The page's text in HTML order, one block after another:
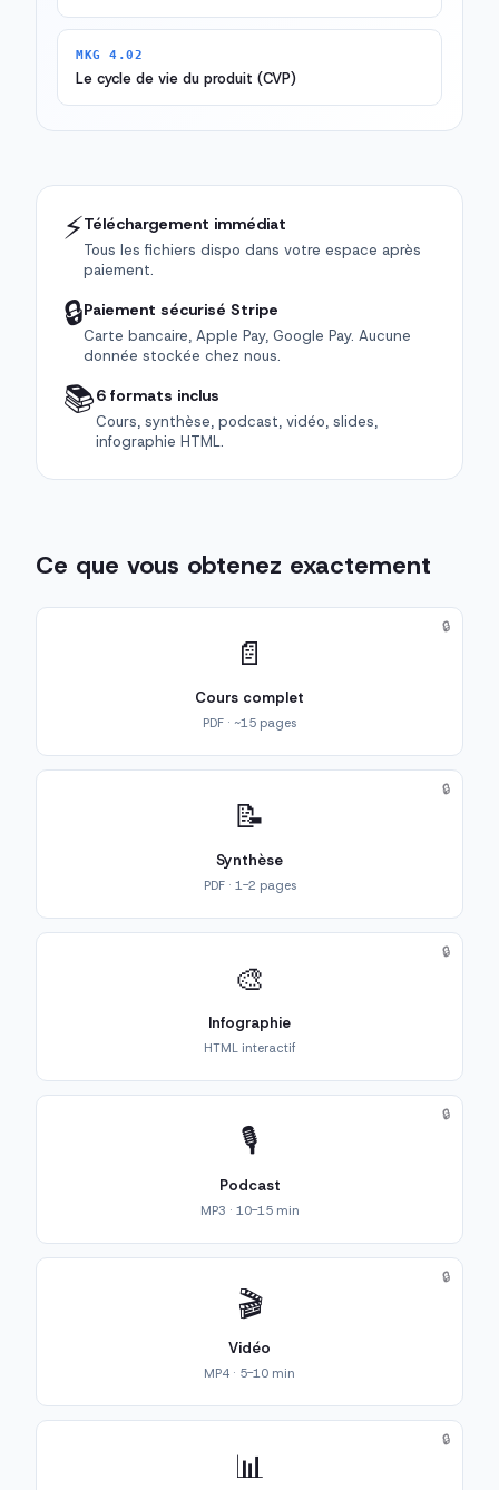
MKG 4.02
Le cycle de vie du produit (CVP)
⚡Téléchargement immédiat
Tous les fichiers dispo dans votre espace après
paiement.
🔒Paiement sécurisé Stripe
Carte bancaire, Apple Pay, Google Pay. Aucune
donnée stockée chez nous.
📚6 formats inclus
Cours, synthèse, podcast, vidéo, slides,
infographie HTML.
Ce que vous obtenez exactement
📄
Cours complet
PDF · ~15 pages
🔒
📝
Synthèse
PDF · 1-2 pages
🔒
🎨
Infographie
HTML interactif
🔒
🎙️
Podcast
MP3 · 10-15 min
🔒
🎬
Vidéo
MP4 · 5-10 min
🔒
📊
🔒